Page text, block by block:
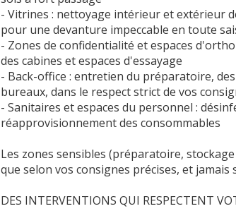
- Vitrines : nettoyage intérieur et extérieur
pour une devanture impeccable en toute
- Zones de confidentialité et espaces
des cabines et espaces d'essayage
- Back-office : entretien du préparatoire,
bureaux, dans le respect strict de vos
- Sanitaires et espaces du personnel :
réapprovisionnement des consommables
Les zones sensibles (préparatoire,
que selon vos consignes précises, et jamais
DES INTERVENTIONS QUI RESPECTENT